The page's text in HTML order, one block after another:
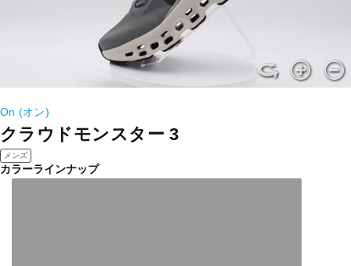
On (オン)
クラウドモンスター 3
メンズ
カラーラインナップ